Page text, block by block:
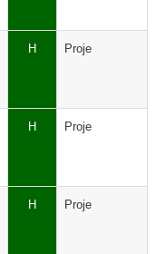
H Proje
H Proje
H Proje